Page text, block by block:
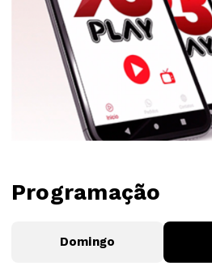
Programação
Domingo